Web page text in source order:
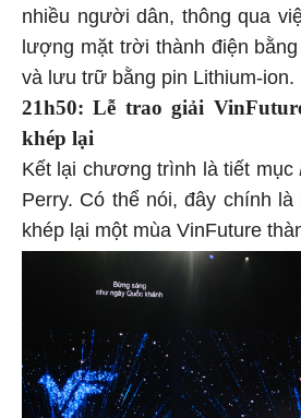
nhiều người dân, thông qua
lượng mặt trời thành điện
và lưu trữ bằng pin Lithium-ion.
21h50: Lễ trao giải
khép lại
Kết lại chương trình là tiết mục
Perry. Có thể nói, đây chính
khép lại một mùa VinFuture